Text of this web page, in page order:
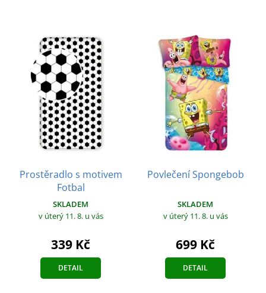
Prostěradlo s motivem
Fotbal
SKLADEM
v úterý 11. 8. u vás
339 Kč
DETAIL
Povlečení Spongebob
SKLADEM
v úterý 11. 8. u vás
699 Kč
DETAIL